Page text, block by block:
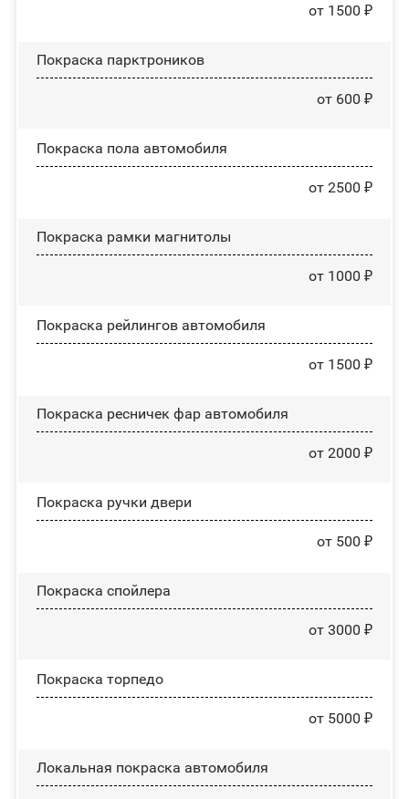
от 1500 ₽
Покраска парктроников
от 600 ₽
Покраска пола автомобиля
от 2500 ₽
Покраска рамки магнитолы
от 1000 ₽
Покраска рейлингов автомобиля
от 1500 ₽
Покраска ресничек фар автомобиля
от 2000 ₽
Покраска ручки двери
от 500 ₽
Покраска спойлера
от 3000 ₽
Покраска торпедо
от 5000 ₽
Локальная покраска автомобиля